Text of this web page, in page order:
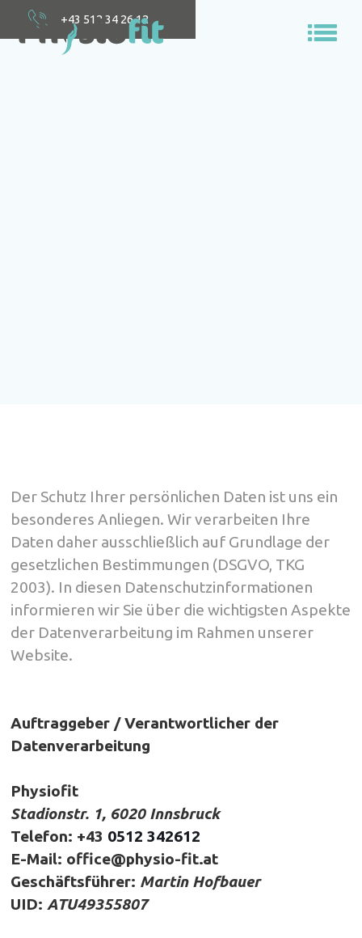
+43 512 34 26 12
Der Schutz Ihrer persönlichen Daten ist uns ein
besonderes Anliegen. Wir verarbeiten Ihre
Daten daher ausschließlich auf Grundlage der
gesetzlichen Bestimmungen (DSGVO, TKG
2003). In diesen Datenschutzinformationen
informieren wir Sie über die wichtigsten Aspekte
der Datenverarbeitung im Rahmen unserer
Website.
Auftraggeber / Verantwortlicher der
Datenverarbeitung
Physiofit
Stadionstr. 1, 6020 Innsbruck
Telefon: +43 0512 342612
E-Mail: office@​physio-fit.at
Geschäftsführer: Martin Hofbauer
UID: ATU49355807